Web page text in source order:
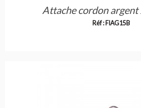
Attache cordon argent
Réf : FIAG15B